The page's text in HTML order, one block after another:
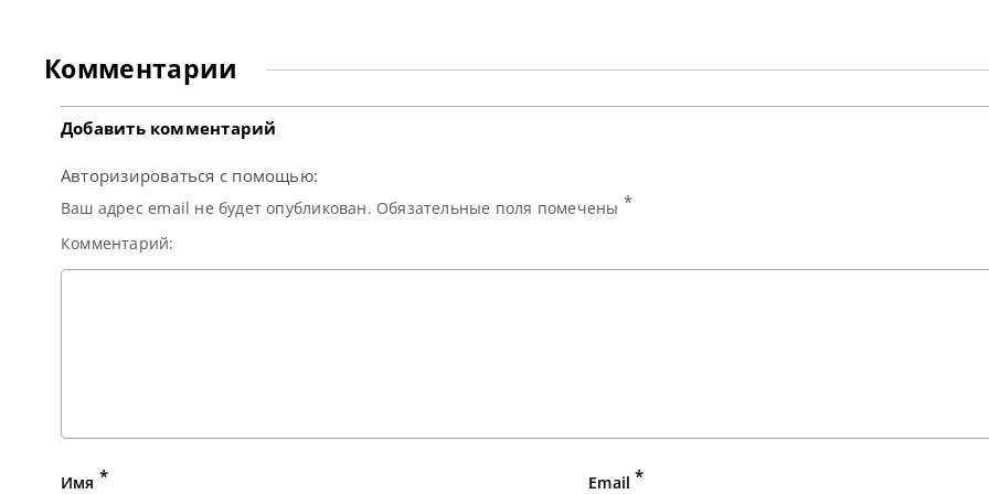
дважды достигал
Комментарии
Добавить комментарий
Авторизироваться с помощью:
Ваш адрес email не будет опубликован. Обязательные поля помечены *
Комментарий:
Имя * Email *